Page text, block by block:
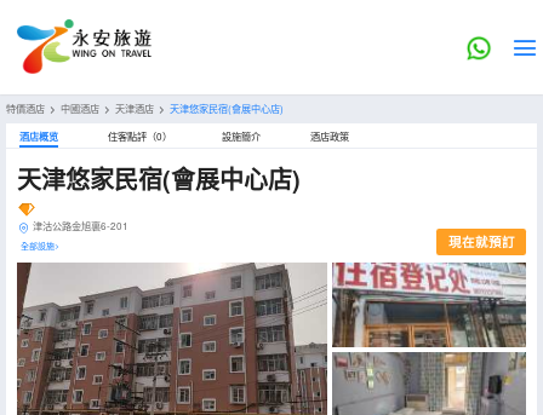
特價酒店 > 中國酒店 > 天津酒店 > 天津悠家民宿(會展中心店)
酒店概览 住客點評（0） 設施簡介 酒店政策
天津悠家民宿(會展中心店)
津沽公路金旭裏6-201
全部設施> 現在就預訂